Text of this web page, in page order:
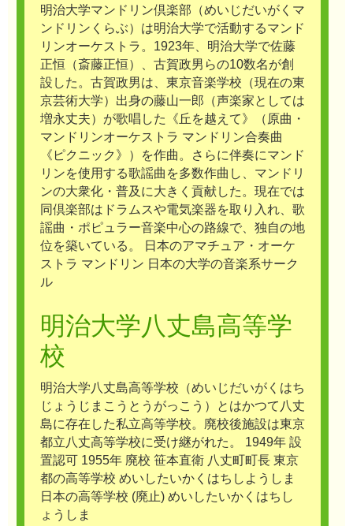
明治大学マンドリン倶楽部（めいじだいがくマ
ンドリンくらぶ）は明治大学で活動するマンド
リンオーケストラ。1923年、明治大学で佐藤
正恒（斎藤正恒）、古賀政男らの10数名が創
設した。古賀政男は、東京音楽学校（現在の東
京芸術大学）出身の藤山一郎（声楽家としては
増永丈夫）が歌唱した《丘を越えて》（原曲・
マンドリンオーケストラ マンドリン合奏曲
《ピクニック》）を作曲。さらに伴奏にマンド
リンを使用する歌謡曲を多数作曲し、マンドリ
ンの大衆化・普及に大きく貢献した。現在では
同倶楽部はドラムスや電気楽器を取り入れ、歌
謡曲・ポピュラー音楽中心の路線で、独自の地
位を築いている。 日本のアマチュア・オーケ
ストラ マンドリン 日本の大学の音楽系サーク
ル
明治大学八丈島高等学
校
明治大学八丈島高等学校（めいじだいがくはち
じょうじまこうとうがっこう）とはかつて八丈
島に存在した私立高等学校。廃校後施設は東京
都立八丈高等学校に受け継がれた。 1949年 設
置認可 1955年 廃校 笹本直衛 八丈町町長 東京
都の高等学校 めいしたいかくはちしようしま
日本の高等学校 (廃止) めいしたいかくはちし
ょうしま